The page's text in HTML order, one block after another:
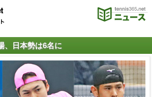
、日本勢は6名に